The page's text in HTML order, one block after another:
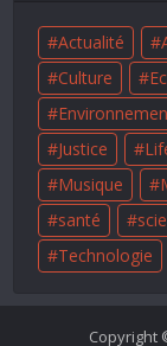
Actualité
Culture
Justice
Musique
santé
Technologie
Copyright